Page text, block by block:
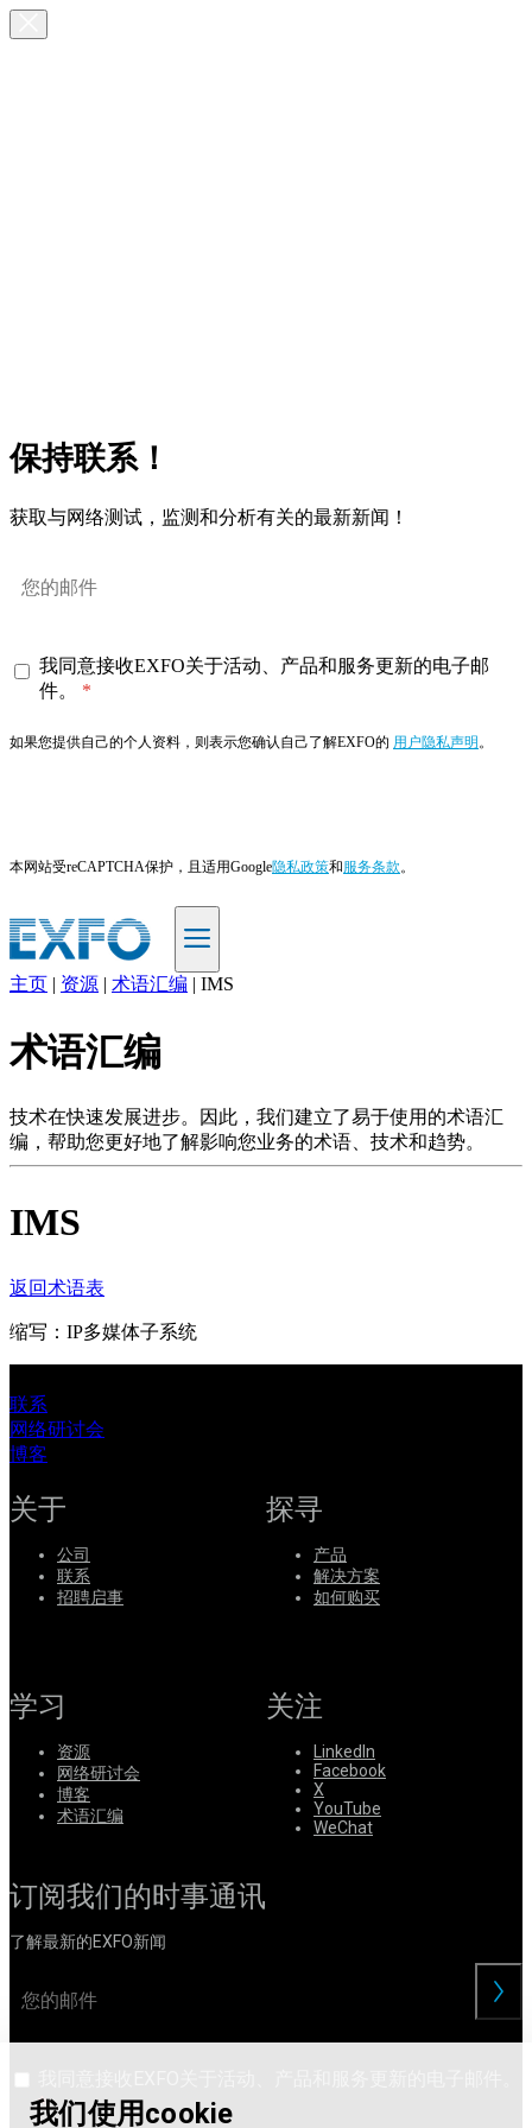
我们使用cookie
保持联系！
获取与网络测试，监测和分析有关的最新新闻！
我同意接收EXFO关于活动、产品和服务更新的电子邮
件。
如果您提供自己的个人资料，则表示您确认自己了解EXFO的 用户隐私声明 。
本网站受reCAPTCHA保护，且适用Google隐私政策和服务条款。
产
解
决
案
持
务
何
购
买
资
公
合
伙
应
主页 | 资源 | 术语汇编 | IMS
术语汇编
技术在快速发展进步。因此，我们建立了易于使用的术语汇
编，帮助您更好地了解影响您业务的术语、技术和趋势。
IMS
返回术语表
缩写：IP多媒体子系统
联系
网络研讨会
博客
关于
公司
联系
招聘启事
探寻
产品
解决方案
如何购买
学习
资源
网络研讨会
博客
术语汇编
关注
LinkedIn
Facebook
X
YouTube
WeChat
订阅我们的时事通讯
了解最新的EXFO新闻